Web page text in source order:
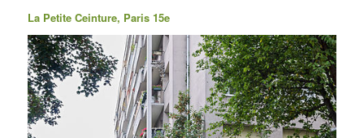
La Petite Ceinture, Paris 15e